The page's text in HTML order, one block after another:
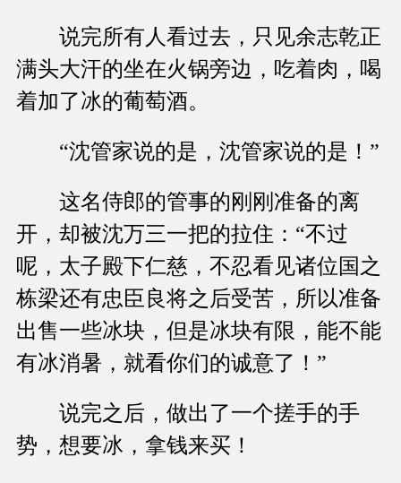
说完所有人看过去，只见余志乾正
满头大汗的坐在火锅旁边，吃着肉，喝
着加了冰的葡萄酒。
“沈管家说的是，沈管家说的是！”
这名侍郎的管事的刚刚准备的离
开，却被沈万三一把的拉住：“不过
呢，太子殿下仁慈，不忍看见诸位国之
栋梁还有忠臣良将之后受苦，所以准备
出售一些冰块，但是冰块有限，能不能
有冰消暑，就看你们的诚意了！”
说完之后，做出了一个搓手的手
势，想要冰，拿钱来买！